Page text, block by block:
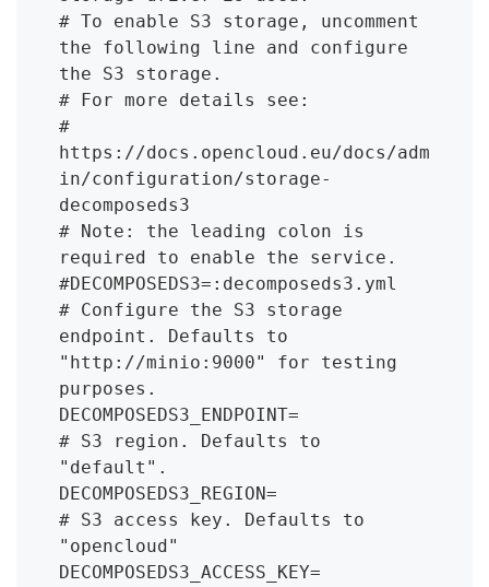
# To enable S3 storage, uncomment
the following line and configure
the S3 storage.
# For more details see:
#
https://docs.opencloud.eu/docs/adm
in/configuration/storage-
decomposeds3
# Note: the leading colon is
required to enable the service.
#DECOMPOSEDS3=:decomposeds3.yml
# Configure the S3 storage
endpoint. Defaults to
"http://minio:9000" for testing
purposes.
DECOMPOSEDS3_ENDPOINT=
# S3 region. Defaults to
"default".
DECOMPOSEDS3_REGION=
# S3 access key. Defaults to
"opencloud"
DECOMPOSEDS3_ACCESS_KEY=